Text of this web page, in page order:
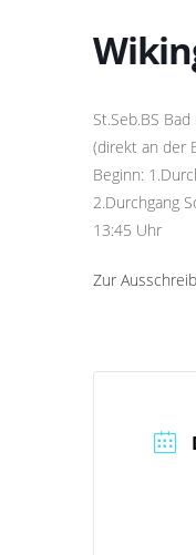
St.Seb.BS
(direkt an der
Beginn:
2.Durchgang
13:45 Uhr
Zur